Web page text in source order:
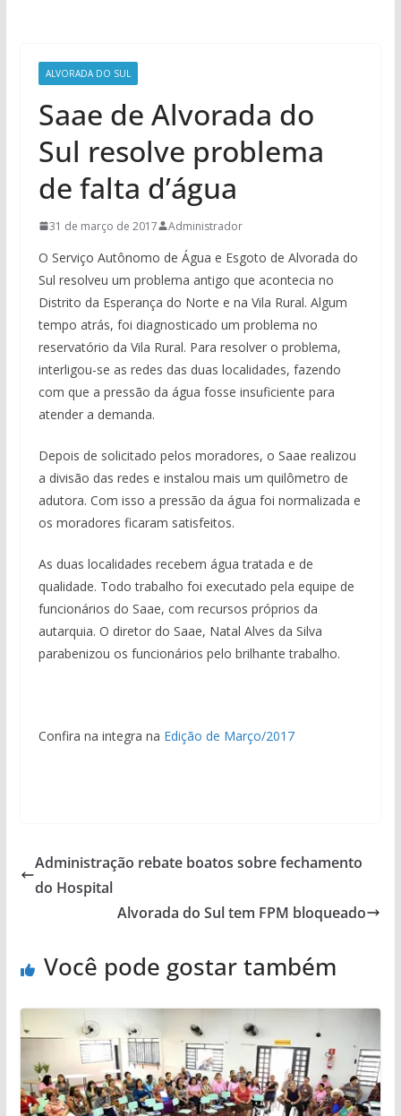
ALVORADA DO SUL
Saae de Alvorada do
Sul resolve problema
de falta d’água
31 de março de 2017 Administrador
O Serviço Autônomo de Água e Esgoto de Alvorada do
Sul resolveu um problema antigo que acontecia no
Distrito da Esperança do Norte e na Vila Rural. Algum
tempo atrás, foi diagnosticado um problema no
reservatório da Vila Rural. Para resolver o problema,
interligou-se as redes das duas localidades, fazendo
com que a pressão da água fosse insuficiente para
atender a demanda.
Depois de solicitado pelos moradores, o Saae realizou
a divisão das redes e instalou mais um quilômetro de
adutora. Com isso a pressão da água foi normalizada e
os moradores ficaram satisfeitos.
As duas localidades recebem água tratada e de
qualidade. Todo trabalho foi executado pela equipe de
funcionários do Saae, com recursos próprios da
autarquia. O diretor do Saae, Natal Alves da Silva
parabenizou os funcionários pelo brilhante trabalho.
Confira na integra na Edição de Março/2017
Administração rebate boatos sobre fechamento
do Hospital
Alvorada do Sul tem FPM bloqueado
Você pode gostar também